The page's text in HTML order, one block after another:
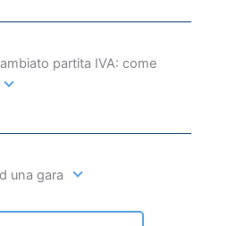
partita IVA: come
una gara